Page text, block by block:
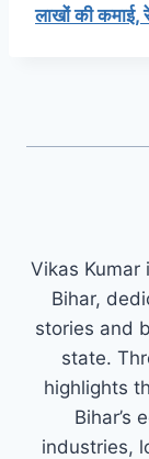
लाखों की कमाई,
Vikas Kumar
Bihar,
stories and
state.
highlights
Bihar’s
industries,